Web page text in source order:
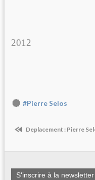
2012
#Pierre Selos
Deplacement : Pierre
S'inscrire à la newsletter